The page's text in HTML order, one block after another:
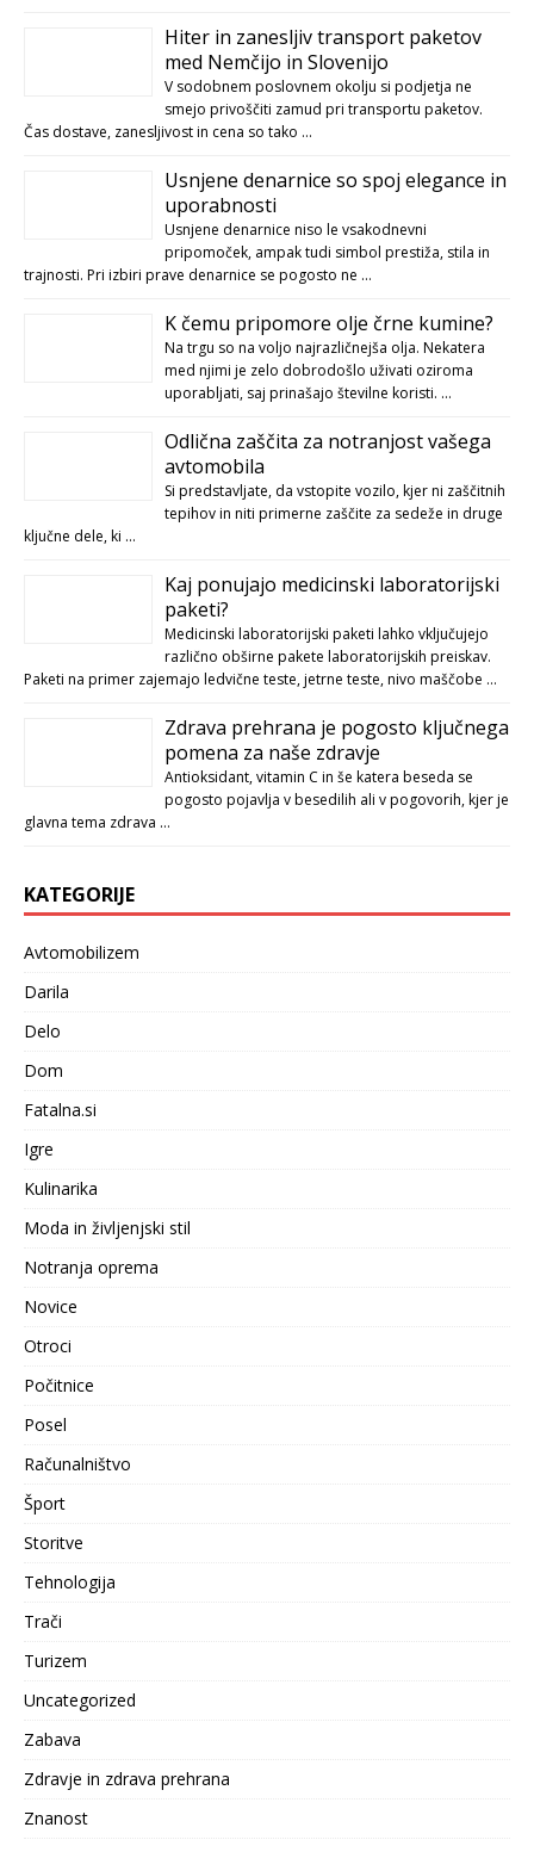
Hiter in zanesljiv transport paketov
med Nemčijo in Slovenijo
V sodobnem poslovnem okolju si podjetja ne
smejo privoščiti zamud pri transportu paketov.
Čas dostave, zanesljivost in cena so tako …
Usnjene denarnice so spoj elegance in
uporabnosti
Usnjene denarnice niso le vsakodnevni
pripomoček, ampak tudi simbol prestiža, stila in
trajnosti. Pri izbiri prave denarnice se pogosto ne …
K čemu pripomore olje črne kumine?
Na trgu so na voljo najrazličnejša olja. Nekatera
med njimi je zelo dobrodošlo uživati oziroma
uporabljati, saj prinašajo številne koristi. …
Odlična zaščita za notranjost vašega
avtomobila
Si predstavljate, da vstopite vozilo, kjer ni zaščitnih
tepihov in niti primerne zaščite za sedeže in druge
ključne dele, ki …
Kaj ponujajo medicinski laboratorijski
paketi?
Medicinski laboratorijski paketi lahko vključujejo
različno obširne pakete laboratorijskih preiskav.
Paketi na primer zajemajo ledvične teste, jetrne teste, nivo maščobe …
Zdrava prehrana je pogosto ključnega
pomena za naše zdravje
Antioksidant, vitamin C in še katera beseda se
pogosto pojavlja v besedilih ali v pogovorih, kjer je
glavna tema zdrava …
KATEGORIJE
Avtomobilizem
Darila
Delo
Dom
Fatalna.si
Igre
Kulinarika
Moda in življenjski stil
Notranja oprema
Novice
Otroci
Počitnice
Posel
Računalništvo
Šport
Storitve
Tehnologija
Trači
Turizem
Uncategorized
Zabava
Zdravje in zdrava prehrana
Znanost